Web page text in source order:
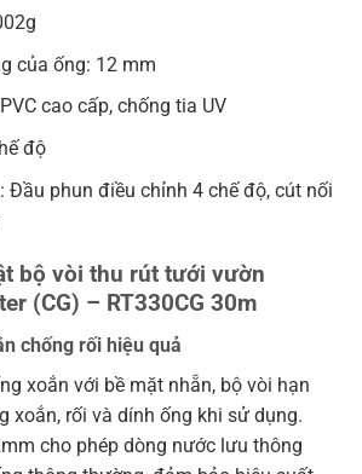
của ống: 12 mm
cao cấp, chống tia UV
độ
Đầu phun điều chỉnh 4 chế độ, cút nối
bộ vòi thu rút tưới vườn
(CG) – RT330CG 30m
chống rối hiệu quả
xoắn với bề mặt nhẵn, bộ vòi hạn
xoắn, rối và dính ống khi sử dụng.
cho phép dòng nước lưu thông